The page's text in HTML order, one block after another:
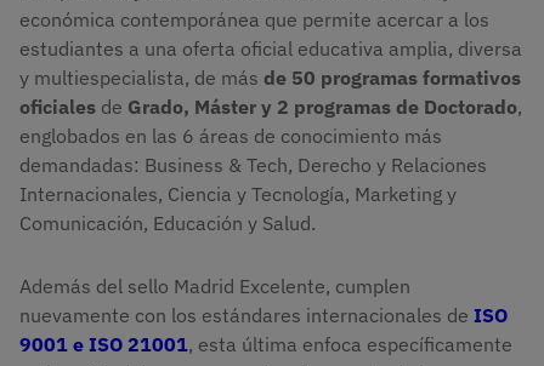
económica contemporánea que permite acercar a los
estudiantes a una oferta oficial educativa amplia, diversa
y multiespecialista, de más de 50 programas formativos
oficiales de Grado, Máster y 2 programas de Doctorado,
englobados en las 6 áreas de conocimiento más
demandadas: Business & Tech, Derecho y Relaciones
Internacionales, Ciencia y Tecnología, Marketing y
Comunicación, Educación y Salud.
Además del sello Madrid Excelente, cumplen
nuevamente con los estándares internacionales de ISO
9001 e ISO 21001, esta última enfoca específicamente